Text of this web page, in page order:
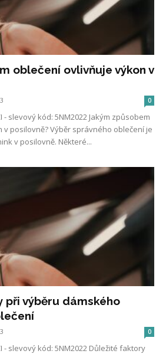
oblečení ovlivňuje výkon v
0
- slevový kód: 5NM2022 Jakým způsobem
posilovně? Výběr správného oblečení je
v posilovně. Některé...
výběru dámského
0
- slevový kód: 5NM2022 Důležité faktory